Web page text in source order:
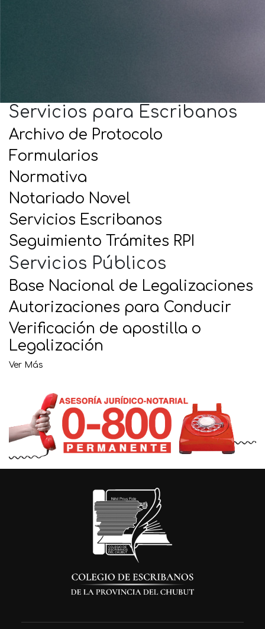
Servicios para Escribanos
Archivo de Protocolo
Formularios
Normativa
Notariado Novel
Servicios Escribanos
Seguimiento Trámites RPI
Servicios Públicos
Base Nacional de Legalizaciones
Autorizaciones para Conducir
Verificación de apostilla o
Legalización
Ver Más